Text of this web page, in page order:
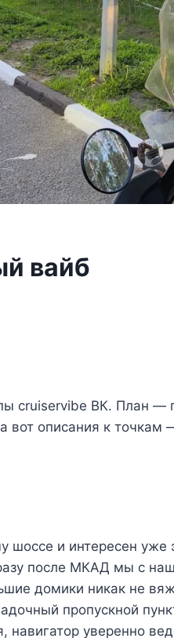
вайб
cruiservibe ВК. План —
вот описания к
шоссе и интересен
после МКАД мы с
домики никак не
пропускной
навигатор уверенно